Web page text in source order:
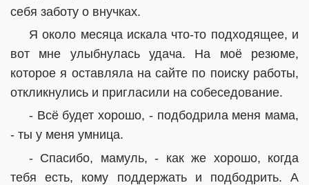
себя заботу о внучках.
Я около месяца искала что-то подходящее, и
вот мне улыбнулась удача. На моё резюме,
которое я оставляла на сайте по поиску работы,
откликнулись и пригласили на собеседование.
- Всё будет хорошо, - подбодрила меня мама,
- ты у меня умница.
- Спасибо, мамуль, - как же хорошо, когда
тебя есть, кому поддержать и подбодрить. А